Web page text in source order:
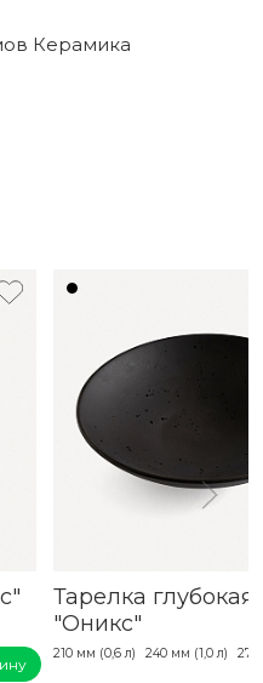
Керамика
Тарелка
"Оникс"
210 мм (0,6 л) 240 мм (1,0 л) 270